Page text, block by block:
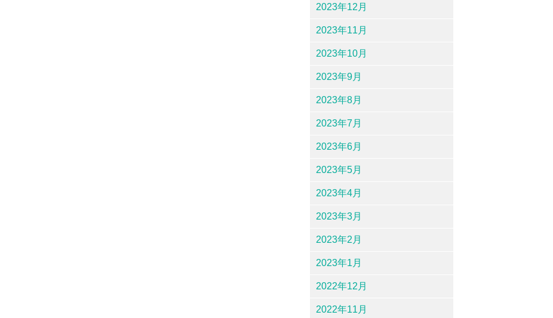
2023年12月
2023年11月
2023年10月
2023年9月
2023年8月
2023年7月
2023年6月
2023年5月
2023年4月
2023年3月
2023年2月
2023年1月
2022年12月
2022年11月